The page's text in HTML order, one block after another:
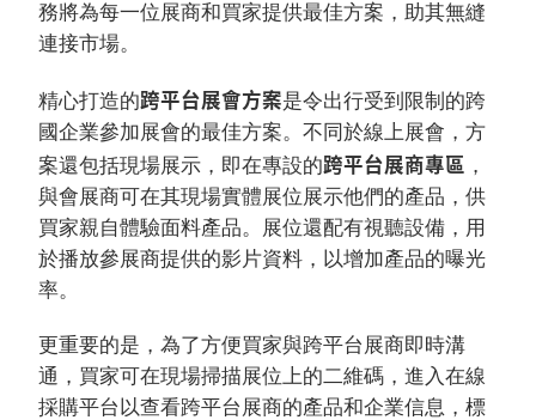
務將為每一位展商和買家提供最佳方案，助其無縫
連接市場。
精心打造的跨平台展會方案是令出行受到限制的跨
國企業參加展會的最佳方案。不同於線上展會，方
案還包括現場展示，即在專設的跨平台展商專區 ，
與會展商可在其現場實體展位展示他們的產品，供
買家親自體驗面料產品。展位還配有視聽設備，用
於播放參展商提供的影片資料，以增加產品的曝光
率。
更重要的是，為了方便買家與跨平台展商即時溝
通，買家可在現場掃描展位上的二維碼，進入在線
採購平台以查看跨平台展商的產品和企業信息，標